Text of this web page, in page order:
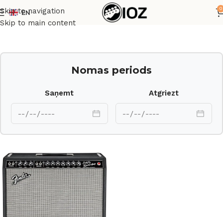
Skip to navigation
Skip to main content
EN
0
Sākums Pastiprinātāji
Nomas periods
Saņemt Atgriezt